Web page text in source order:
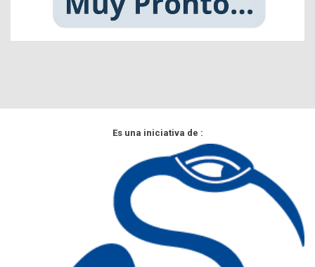
Es una iniciativa de :